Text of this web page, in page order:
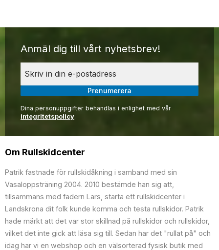
Anmäl dig till vårt nyhetsbrev!
Prenumerera
Dina personuppgifter behandlas i enlighet med vår
integritetspolicy.
Om Rullskidcenter
Patrik fastnade för rullskidåkning i samband med sin
Vasaloppsträning 2004. 2010 bestämde han sig att,
tillsammans med fadern Lars, starta ett rullskidcenter i
Landskrona dit folk kunde komma och testa rullskidor. Patrik
hade märkt att det var stor skillnad på rullskidor och rullskidor,
vilket det inte gick att läsa sig till. Sedan har det "rullat på" och
idag har vi en webshop och en välsorterad fysisk butik med